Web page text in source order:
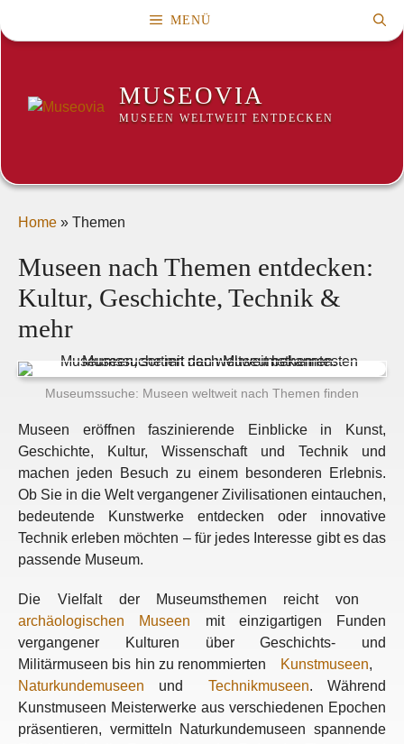
Inhalt
MENÜ
MUSEOVIA
MUSEEN WELTWEIT ENTDECKEN
Home » Themen
Museen nach Themen entdecken:
Kultur, Geschichte, Technik &
mehr
Museumssuche: Museen weltweit nach Themen finden
Museen eröffnen faszinierende Einblicke in Kunst,
Geschichte, Kultur, Wissenschaft und Technik und
machen jeden Besuch zu einem besonderen Erlebnis.
Ob Sie in die Welt vergangener Zivilisationen eintauchen,
bedeutende Kunstwerke entdecken oder innovative
Technik erleben möchten – für jedes Interesse gibt es das
passende Museum.
Die Vielfalt der Museumsthemen reicht von
archäologischen Museen mit einzigartigen Funden
vergangener Kulturen über Geschichts- und
Militärmuseen bis hin zu renommierten
Kunstmuseen,
Naturkundemuseen und Technikmuseen. Während
Kunstmuseen Meisterwerke aus verschiedenen Epochen
präsentieren, vermitteln Naturkundemuseen spannende